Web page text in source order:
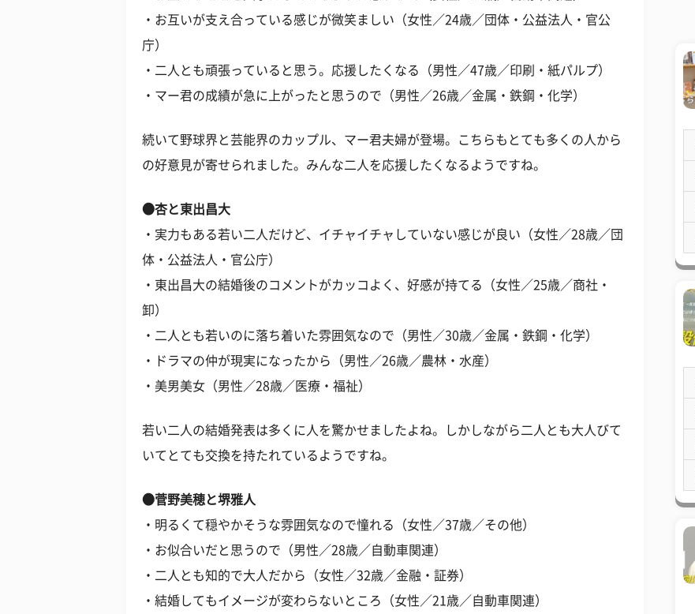
・お互いが支え合っている感じが微笑ましい（女性／24歳／団体・公益法人・官公
庁）
・二人とも頑張っていると思う。応援したくなる（男性／47歳／印刷・紙パルプ）
・マー君の成績が急に上がったと思うので（男性／26歳／金属・鉄鋼・化学）
続いて野球界と芸能界のカップル、マー君夫婦が登場。こちらもとても多くの人から
の好意見が寄せられました。みんな二人を応援したくなるようですね。
●杏と東出昌大
・実力もある若い二人だけど、イチャイチャしていない感じが良い（女性／28歳／団
体・公益法人・官公庁）
・東出昌大の結婚後のコメントがカッコよく、好感が持てる（女性／25歳／商社・
卸）
・二人とも若いのに落ち着いた雰囲気なので（男性／30歳／金属・鉄鋼・化学）
・ドラマの仲が現実になったから（男性／26歳／農林・水産）
・美男美女（男性／28歳／医療・福祉）
若い二人の結婚発表は多くに人を驚かせましたよね。しかしながら二人とも大人びて
いてとても交換を持たれているようですね。
●菅野美穂と堺雅人
・明るくて穏やかそうな雰囲気なので憧れる（女性／37歳／その他）
・お似合いだと思うので（男性／28歳／自動車関連）
・二人とも知的で大人だから（女性／32歳／金融・証券）
・結婚してもイメージが変わらないところ（女性／21歳／自動車関連）